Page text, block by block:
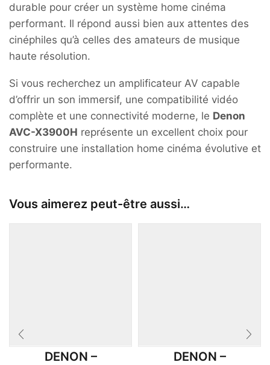
durable pour créer un système home cinéma
performant. Il répond aussi bien aux attentes des
cinéphiles qu’à celles des amateurs de musique
haute résolution.
Si vous recherchez un amplificateur AV capable
d’offrir un son immersif, une compatibilité vidéo
complète et une connectivité moderne, le Denon
AVC-X3900H représente un excellent choix pour
construire une installation home cinéma évolutive et
performante.
Vous aimerez peut-être aussi…
DENON –
DENON –